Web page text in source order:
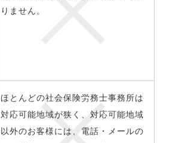
りません。
ほとんどの社会保険労務士事務所は
対応可能地域が狭く、対応可能地域
以外のお客様には、電話・メールの